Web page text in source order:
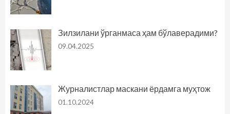
Зилзилани ўрганмаса ҳам бўлаверадими?
09.04.2025
Журналистлар маскани ёрдамга муҳтож
01.10.2024